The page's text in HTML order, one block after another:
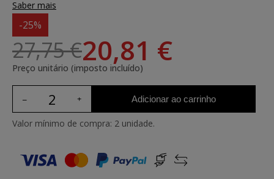
Saber mais
-25%
27,75 €20,81 €
Preço unitário (imposto incluído)
Adicionar ao carrinho
Valor mínimo de compra: 2 unidade.